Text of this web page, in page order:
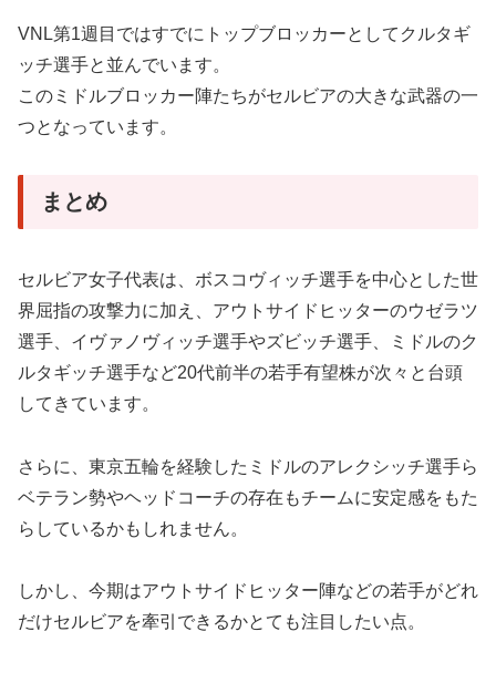
VNL第1週目ではすでにトップブロッカーとしてクルタギ
ッチ選手と並んでいます。
このミドルブロッカー陣たちがセルビアの大きな武器の一
つとなっています。
まとめ
セルビア女子代表は、ボスコヴィッチ選手を中心とした世
界屈指の攻撃力に加え、アウトサイドヒッターのウゼラツ
選手、イヴァノヴィッチ選手やズビッチ選手、ミドルのク
ルタギッチ選手など20代前半の若手有望株が次々と台頭
してきています。
さらに、東京五輪を経験したミドルのアレクシッチ選手ら
ベテラン勢やヘッドコーチの存在もチームに安定感をもた
らしているかもしれません。
しかし、今期はアウトサイドヒッター陣などの若手がどれ
だけセルビアを牽引できるかとても注目したい点。